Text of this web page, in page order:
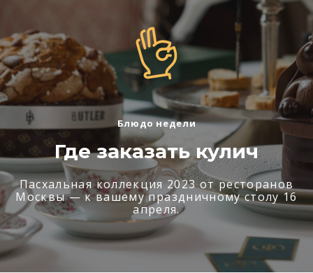
Блюдо недели
Где заказать кулич
Пасхальная коллекция 2023 от ресторанов
Москвы — к вашему праздничному столу 16
апреля.